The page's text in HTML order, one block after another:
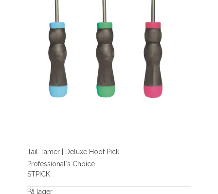
Tail Tamer | Deluxe Hoof Pick
Professional´s Choice
STPICK
På lager